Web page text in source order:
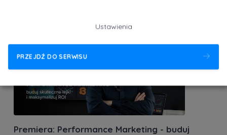
Premiera: Performance Marketing - buduj
Ustawienia
PRZEJDŹ DO SERWISU